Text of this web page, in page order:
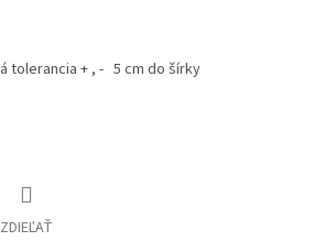
tolerancia + , - 5 cm do šírky
ZDIEĽAŤ